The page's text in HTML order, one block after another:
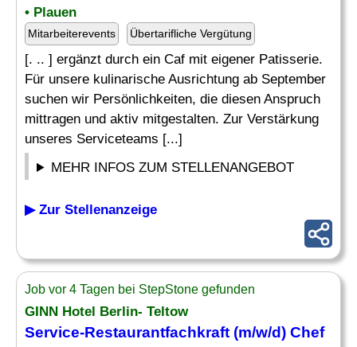
• Plauen
Mitarbeiterevents Übertarifliche Vergütung
[. .. ] ergänzt durch ein Caf mit eigener Patisserie.
Für unsere kulinarische Ausrichtung ab September
suchen wir Persönlichkeiten, die diesen Anspruch
mittragen und aktiv mitgestalten. Zur Verstärkung
unseres Serviceteams [...]
MEHR INFOS ZUM STELLENANGEBOT
▶ Zur Stellenanzeige
Job vor 4 Tagen bei StepStone gefunden
GINN Hotel Berlin- Teltow
Service-Restaurantfachkraft (m/w/d) Chef